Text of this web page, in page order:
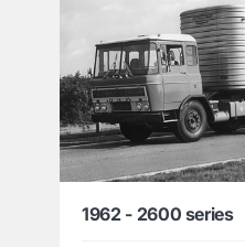
1962 - 2600 series